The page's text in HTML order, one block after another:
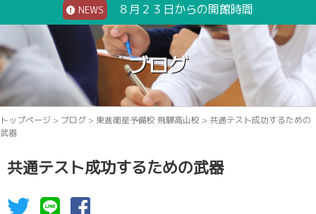
NEWS ８月２３日からの開館時間
ブログ
トップページ > ブログ > 東進衛星予備校 飛騨高山校 > 共通テスト成功するための
武器
共通テスト成功するための武器